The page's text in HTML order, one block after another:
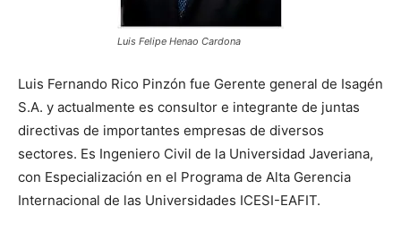
Luis Felipe Henao Cardona
Luis Fernando Rico Pinzón fue Gerente general de Isagén
S.A. y actualmente es consultor e integrante de juntas
directivas de importantes empresas de diversos
sectores. Es Ingeniero Civil de la Universidad Javeriana,
con Especialización en el Programa de Alta Gerencia
Internacional de las Universidades ICESI-EAFIT.